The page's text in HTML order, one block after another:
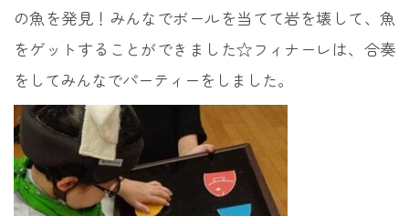
の魚を発見！みんなでボールを当てて岩を壊して、魚
をゲットすることができました☆フィナーレは、合奏
をしてみんなでパーティーをしました。